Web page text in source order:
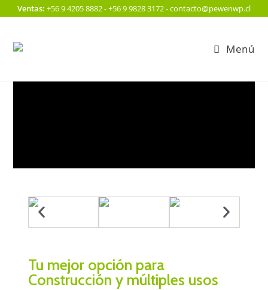
Ventas: +56 9 4205 8882 - +56 9 9828 3172 - contacto@pewenwp.cl
Menú
Tu mejor opción para
Construcción y múltiples usos